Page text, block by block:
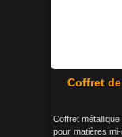
Coffret
Coffret
pour matières